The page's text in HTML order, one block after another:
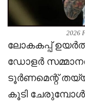
2026
ലോകകപ്പ്
ഡോളർ
ടൂർണമെന്റ്
കൂടി